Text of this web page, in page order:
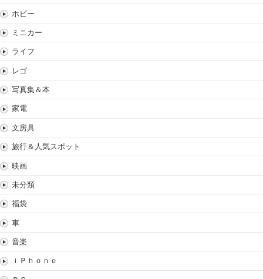
ホビー
ミニカー
ライフ
レゴ
写真集＆本
家電
文房具
旅行＆人気スポット
映画
未分類
福袋
車
音楽
ｉＰｈｏｎｅ